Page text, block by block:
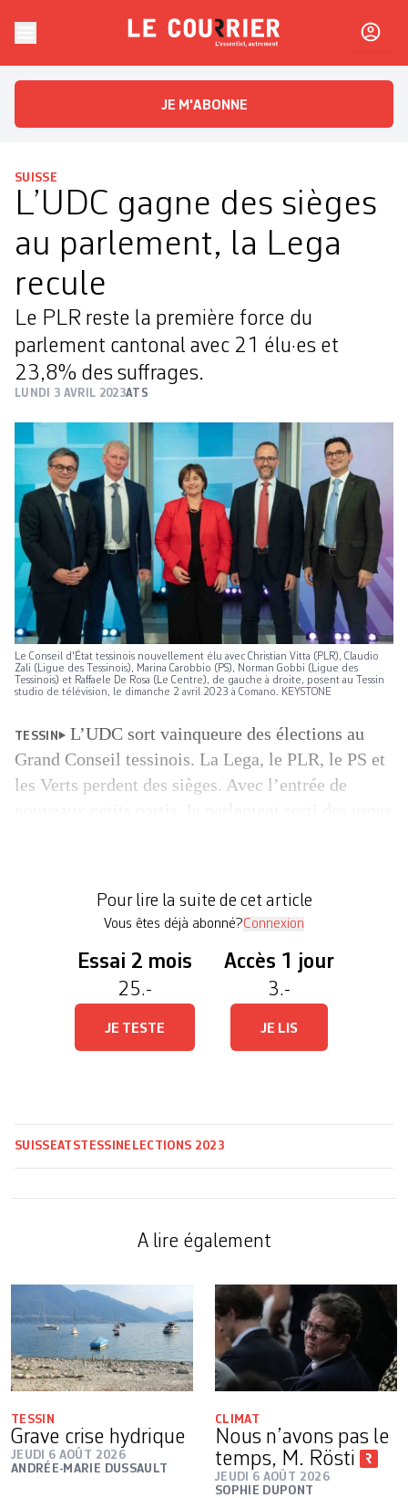
Le CourrierL'essentiel, autrement
JE M'ABONNE
SUISSE
L’UDC gagne des sièges
au parlement, la Lega
recule
Le PLR reste la première force du
parlement cantonal avec 21 élu·es et
23,8% des suffrages.
LUNDI 3 AVRIL 2023ATS
Le Conseil d'État tessinois nouvellement élu avec Christian Vitta (PLR), Claudio
Zali (Ligue des Tessinois), Marina Carobbio (PS), Norman Gobbi (Ligue des
Tessinois) et Raffaele De Rosa (Le Centre), de gauche à droite, posent au Tessin
studio de télévision, le dimanche 2 avril 2023 à Comano. KEYSTONE
TESSIN
L’UDC sort vainqueure des élections au
Grand Conseil tessinois. La Lega, le PLR, le PS et
les Verts perdent des sièges. Avec l’entrée de
tessinois suite […]
Pour lire la suite de cet article
Vous êtes déjà abonné?Connexion
Essai 2 mois
25.-
JE TESTE
Accès 1 jour
3.-
JE LIS
SUISSEATSTESSIN ELECTIONS 2023
A lire également
TESSIN
Grave crise hydrique
JEUDI 6 AOÛT 2026
ANDRÉE-MARIE DUSSAULT
CLIMAT
Nous n’avons pas le
temps, M. Rösti
JEUDI 6 AOÛT 2026
SOPHIE DUPONT